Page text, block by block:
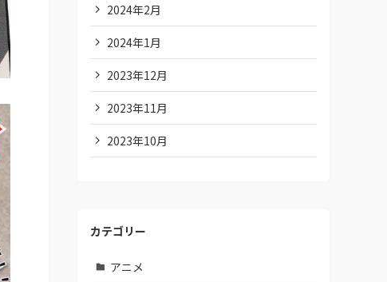
2024年2月
2024年1月
2023年12月
2023年11月
2023年10月
カテゴリー
アニメ